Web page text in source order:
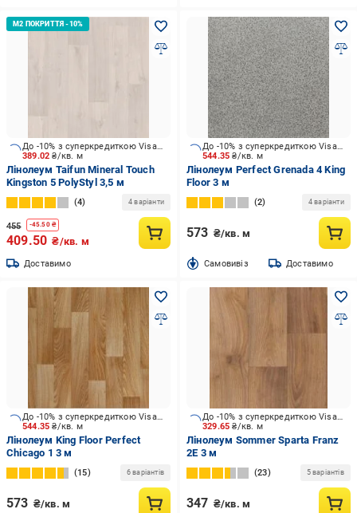
389.02₴/кв. м
До -10% з суперкредиткою Visa Вигода
Лінолеум Taifun Mineral Touch
Kingston 5 PolyStyl 3,5 м
4 4 варіанти
455 -45.50₴
409.50 ₴/кв. м
Доставимо
544.35₴/кв. м
До -10% з суперкредиткою Visa Вигода
Лінолеум Perfect Grenada 4 King
Floor 3 м
2 4 варіанти
573 ₴/кв. м
Cамовивіз Доставимо
544.35₴/кв. м
До -10% з суперкредиткою Visa Вигода
Лінолеум King Floor Perfect
Chicago 1 3 м
15 6 варіантів
573 ₴/кв. м
329.65₴/кв. м
До -10% з суперкредиткою Visa Вигода
Лінолеум Sommer Sparta Franz
2E 3 м
23 5 варіантів
347 ₴/кв. м